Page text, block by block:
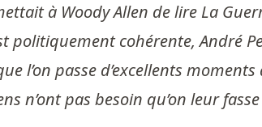
à Woody Allen de lire La
cohérente, André
l’on passe d’excellents
n’ont pas besoin qu’on leur